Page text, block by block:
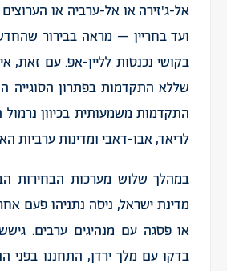
אל-ג'זירה או אל-ערביה או
ועד בחריין – מראה בבירור
בקושי נכנסות לליין-אפ. עם זאת,
שללא התקדמות בפתרון הסוגייה
התקדמות משמעותית בכיוון נרמול
לריאד, אבו-דאבי ומדינות ערביות
במהלך שלוש מערכות הבחירות
מדינת ישראל, ניסה נתניהו פעם
או פסגה עם מנהיגים ערבים.
בדקו עם מלך ירדן, התחננו בפני